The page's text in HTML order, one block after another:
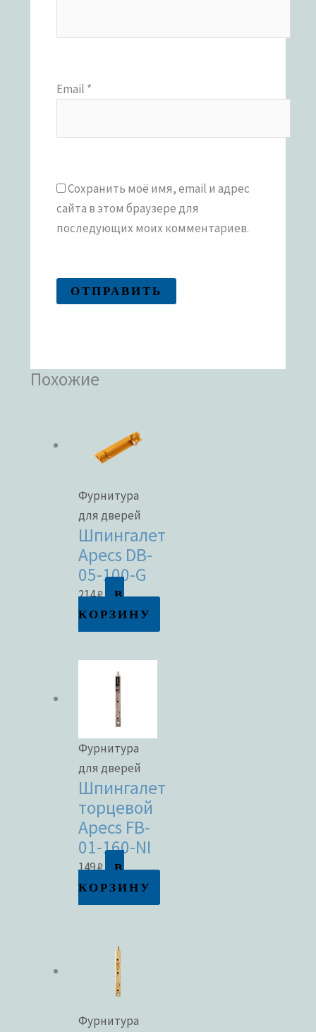
Email *
Сохранить моё имя, email и адрес
сайта в этом браузере для
последующих моих комментариев.
Похожие
Фурнитура
для дверей
Шпингалет
Apecs DB-
05-100-G
214₽
В
КОРЗИНУ
Фурнитура
для дверей
Шпингалет
торцевой
Apecs FB-
01-160-NI
149₽
В
КОРЗИНУ
Фурнитура